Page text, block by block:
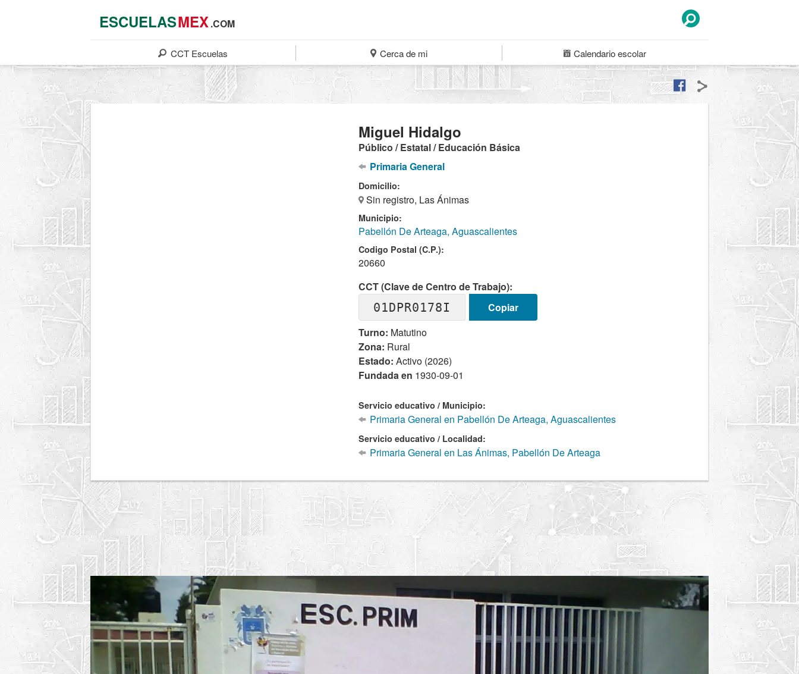
ESCUELASMEX.COM
CCT Escuelas Cerca de mi Calendarioescolar
Miguel Hidalgo
Público / Estatal / Educación Básica
Primaria General
Domicilio:
Sin registro, Las Ánimas
Municipio:
Pabellón De Arteaga, Aguascalientes
Codigo Postal (C.P.):
20660
CCT (Clave de Centro de Trabajo):
01DPR0178I
Copiar
Turno: Matutino
Zona: Rural
Estado: Activo (2026)
Fundada en 1930-09-01
Servicio educativo / Municipio:
Primaria General en Pabellón De Arteaga, Aguascalientes
Servicio educativo / Localidad:
Primaria General en Las Ánimas, Pabellón De Arteaga